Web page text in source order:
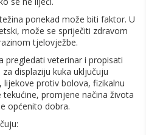
ponekad može biti faktor. U
može se spriječiti zdravom
tjelovježbe.
pregledati veterinar i propisati
displaziju kuka uključuju
protiv bolova, fizikalnu
promjene načina života
općenito dobra.